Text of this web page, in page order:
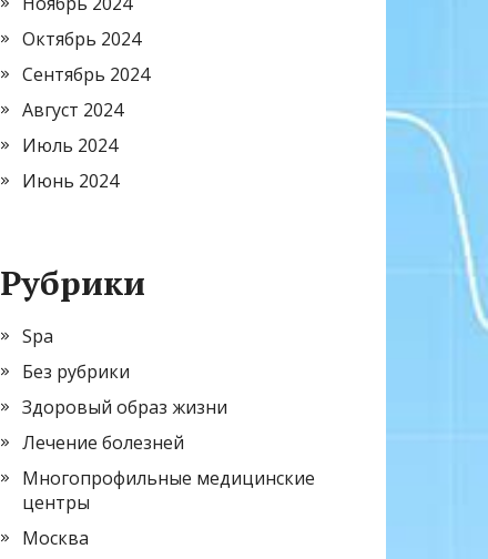
Октябрь 2024
Сентябрь 2024
Август 2024
Июль 2024
Июнь 2024
Рубрики
Spa
Без рубрики
Здоровый образ жизни
Лечение болезней
Многопрофильные медицинские
центры
Москва